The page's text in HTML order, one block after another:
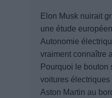
Elon Musk nuirait
une étude
Autonomie
vraiment connaître
Pourquoi le bouton
voitures électriques
Aston Martin au